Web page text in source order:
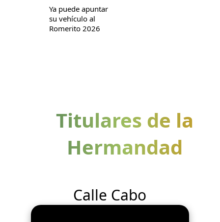
Ya puede apuntar
su vehículo al
Romerito 2026
Titulares de la
Hermandad
Calle Cabo